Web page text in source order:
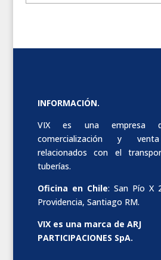
INFORMACIÓN.
VIX es una empresa
comercialización y
relacionados con el
tuberías.
Oficina en Chile: San Pío X
Providencia, Santiago RM.
VIX es una marca de ARJ
PARTICIPACIONES SpA.